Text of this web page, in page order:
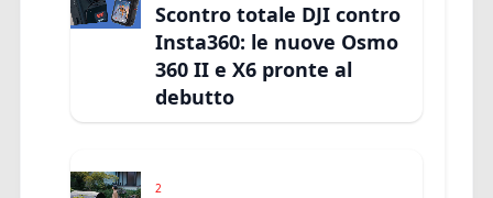
Scontro totale DJI contro
Insta360: le nuove Osmo
360 II e X6 pronte al
debutto
2